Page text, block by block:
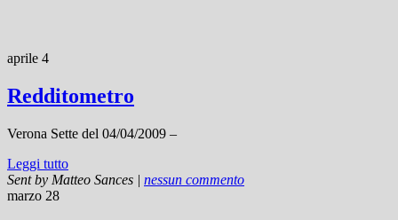
aprile 4
Redditometro
Verona Sette del 04/04/2009 –
Leggi tutto
Sent by Matteo Sances | nessun commento
marzo 28